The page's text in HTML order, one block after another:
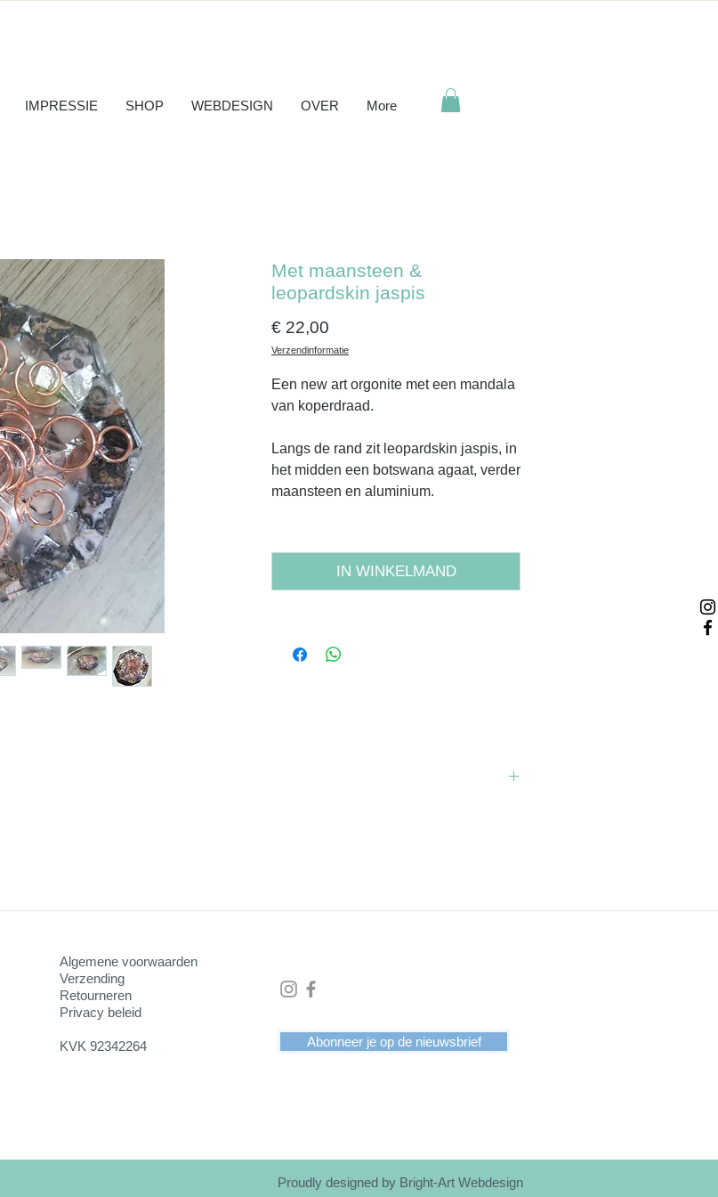
IMPRESSIE SHOP WEBDESIGN OVER More
Met maansteen &
leopardskin jaspis
€ 22,00
Verzendinformatie
Een new art orgonite met een mandala
van koperdraad.
Langs de rand zit leopardskin jaspis, in
het midden een botswana agaat, verder
maansteen en aluminium.
IN WINKELMAND
Algemene voorwaarden
Verzending
Retourneren
Privacy beleid
KVK 92342264 Abonneer je op de nieuwsbrief
Proudly designed by Bright-Art Webdesign